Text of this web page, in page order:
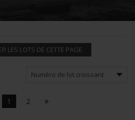
LES LOTS DE CETTE PAGE
1 2